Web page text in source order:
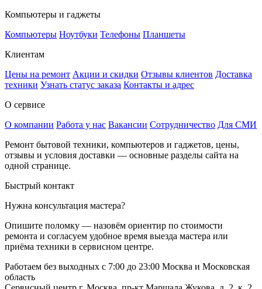
Компьютеры и гаджеты
Компьютеры Ноутбуки Телефоны Планшеты
Клиентам
Цены на ремонт Акции и скидки Отзывы клиентов Доставка
техники Узнать статус заказа Контакты и адрес
О сервисе
О компании Работа у нас Вакансии Сотрудничество Для СМИ
Ремонт бытовой техники, компьютеров и гаджетов, цены,
отзывы и условия доставки — основные разделы сайта на
одной странице.
Быстрый контакт
Нужна консультация мастера?
Опишите поломку — назовём ориентир по стоимости
ремонта и согласуем удобное время выезда мастера или
приёма техники в сервисном центре.
Работаем без выходных с 7:00 до 23:00 Москва и Московская
область